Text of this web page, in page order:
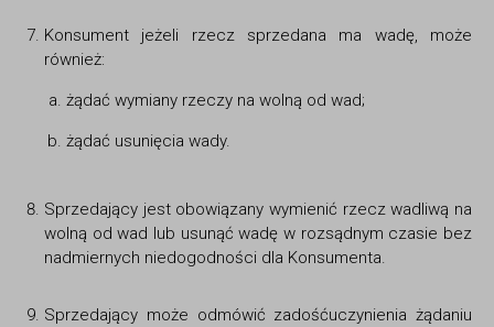
Konsument jeżeli rzecz sprzedana ma wadę, może
również:
żądać wymiany rzeczy na wolną od wad;
żądać usunięcia wady.
Sprzedający jest obowiązany wymienić rzecz wadliwą na
wolną od wad lub usunąć wadę w rozsądnym czasie bez
nadmiernych niedogodności dla Konsumenta.
Sprzedający może odmówić zadośćuczynienia żądaniu